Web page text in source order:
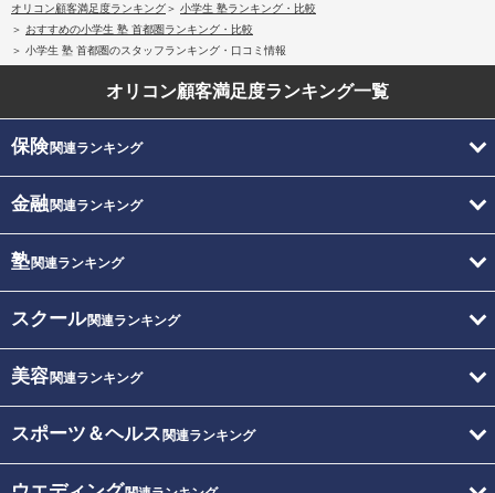
オリコン顧客満足度ランキング
小学生 塾ランキング・比較
おすすめの小学生 塾 首都圏ランキング・比較
小学生 塾 首都圏のスタッフランキング・口コミ情報
オリコン顧客満足度ランキング一覧
保険関連ランキング
金融関連ランキング
塾関連ランキング
スクール関連ランキング
美容関連ランキング
スポーツ＆ヘルス 関連ランキング